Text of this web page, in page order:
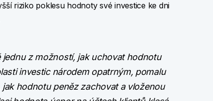
riziko poklesu hodnoty své investice ke dni
z možností, jak uchovat hodnotu
investic národem opatrným, pomalu
hodnotu peněz zachovat a vloženou